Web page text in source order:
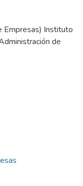
Empresas) Instituto
de